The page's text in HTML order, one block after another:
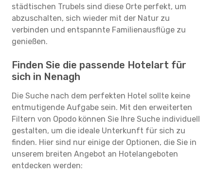
städtischen Trubels sind diese Orte perfekt, um
abzuschalten, sich wieder mit der Natur zu
verbinden und entspannte Familienausflüge zu
genießen.
Finden Sie die passende Hotelart für
sich in Nenagh
Die Suche nach dem perfekten Hotel sollte keine
entmutigende Aufgabe sein. Mit den erweiterten
Filtern von Opodo können Sie Ihre Suche individuell
gestalten, um die ideale Unterkunft für sich zu
finden. Hier sind nur einige der Optionen, die Sie in
unserem breiten Angebot an Hotelangeboten
entdecken werden: